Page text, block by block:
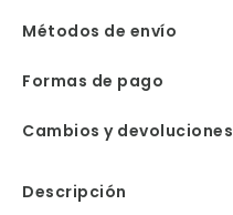
Métodos de envío
Formas de pago
Cambios y devoluciones
Descripción